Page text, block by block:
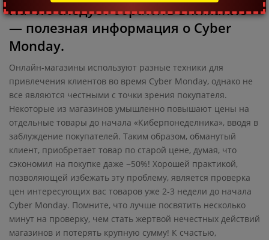
На что следует обратить внимание
— полезная информация о Cyber
Monday.
Онлайн-магазины используют разные техники для
привлечения клиентов во время Cyber Monday, однако не
все являются честными с точки зрения покупателя.
Некоторые из магазинов умышленно повышают цены на
отдельные товары до начала «Киберпонеделника», вводя в
заблуждение покупателей. Таким образом, обманутый
клиент, приобретает товар по старой цене, думая, что
сэкономил на покупке даже −50%! Хорошей практикой,
позволяющей избежать эту проблему, является проверка
цен интересующих вас товаров уже 2-3 недели до начала
Cyber Monday. Помните, что лучше посвятить несколько
минут на проверку, чем стать жертвой нечестных действий
магазинов и потерять крупную сумму! К счастью,